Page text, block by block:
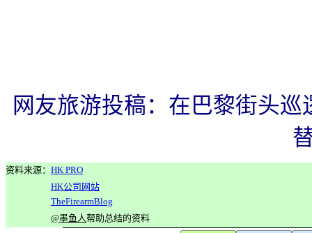
网友旅游投稿：在巴黎街头
资料来源： HK PRO
HK公司网站
TheFirearmBlog
@墨鱼人帮助总结的资料